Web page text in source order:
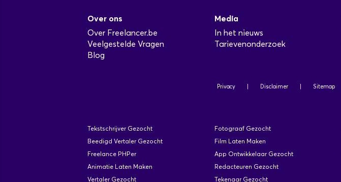
Over ons
Over Freelancer.be
Veelgestelde Vragen
Blog
Media
In het nieuws
Tarievenonderzoek
Privacy Disclaimer Sitemap
Tekstschrijver Gezocht Fotograaf Gezocht
Beedigd Vertaler Gezocht
Film Laten Maken
Freelance PHPer
App Ontwikkelaar Gezocht
Animatie Laten Maken
Redacteuren Gezocht
Vertaler Gezocht
Tekenaar Gezocht